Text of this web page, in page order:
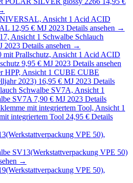
Acid ACID
12,95 € MJ 2023 Details ansehen →
Schwalbe Schlauch
2023 Details ansehen →
Acid ACID
9,95 € MJ 2023 Details ansehen
CUBE CUBE
2023) 16,95 € MJ 2023 Details
SV7A 7,90 € MJ 2023 Details
integriertem Tool 24,95 € Details
SV13(Werkstattverpackung VPE 50)
→